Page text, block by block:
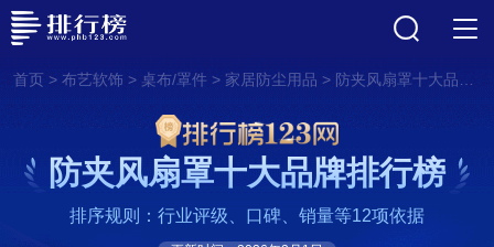
首页> 布艺软饰 > 桌布/罩件 > 家居防尘用品 > 防夹风扇罩十大品牌排行榜
防夹风扇罩十大品牌排行榜
排序规则：行业评级、口碑、销量等12项依据